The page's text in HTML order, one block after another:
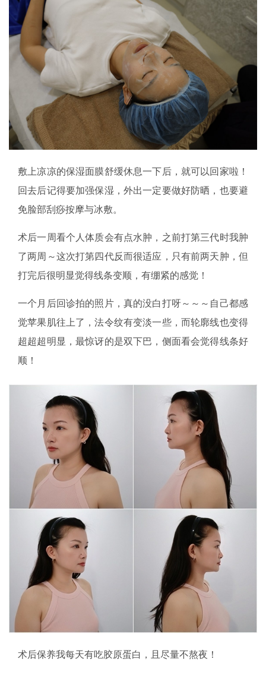
敷上凉凉的保湿面膜舒缓休息一下后，就可以回家啦！
回去后记得要加强保湿，外出一定要做好防晒，也要避
免脸部刮痧按摩与冰敷。
术后一周看个人体质会有点水肿，之前打第三代时我肿
了两周～这次打第四代反而很适应，只有前两天肿，但
打完后很明显觉得线条变顺，有绷紧的感觉！
一个月后回诊拍的照片，真的没白打呀～～～自己都感
觉苹果肌往上了，法令纹有变淡一些，而轮廓线也变得
超超超明显，最惊讶的是双下巴，侧面看会觉得线条好
顺！
术后保养我每天有吃胶原蛋白，且尽量不熬夜！